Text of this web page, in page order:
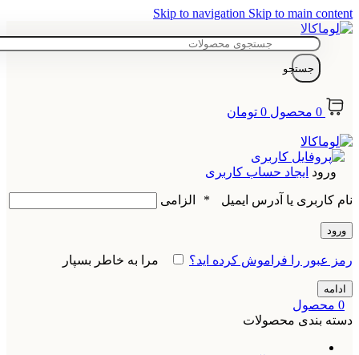
Skip to navigation Skip to main content
جستجو
0 محصول 0 تومان
ورود ایجاد حساب کاربری
نام کاربری یا آدرس ایمیل * الزامی
ورود
رمز عبور را فراموش کرده اید؟ مرا به خاطر بسپار
ادامه
0 محصول
دسته بندی محصولات